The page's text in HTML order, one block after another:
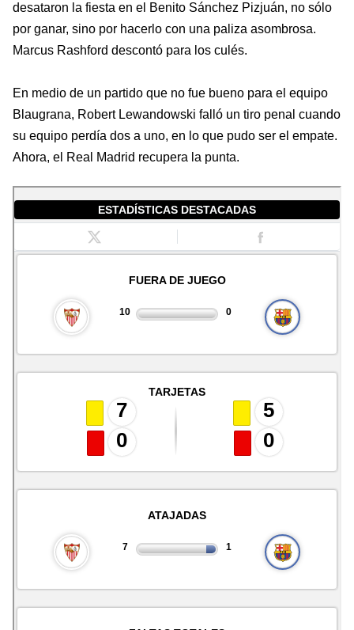
desataron la fiesta en el Benito Sánchez Pizjuán, no sólo
por ganar, sino por hacerlo con una paliza asombrosa.
Marcus Rashford descontó para los culés.
En medio de un partido que no fue bueno para el equipo
Blaugrana, Robert Lewandowski falló un tiro penal cuando
su equipo perdía dos a uno, en lo que pudo ser el empate.
Ahora, el Real
Madrid recupera la punta.